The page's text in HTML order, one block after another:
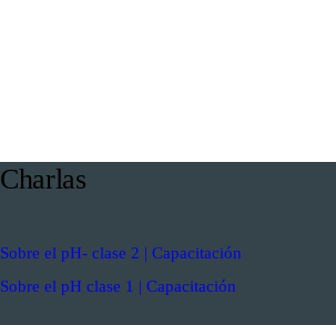
Charlas
Sobre el pH- clase 2 | Capacitación
Sobre el pH clase 1 | Capacitación